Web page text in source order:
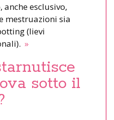
esclusivo,
mestruazioni sia
(lievi
»
sotto il